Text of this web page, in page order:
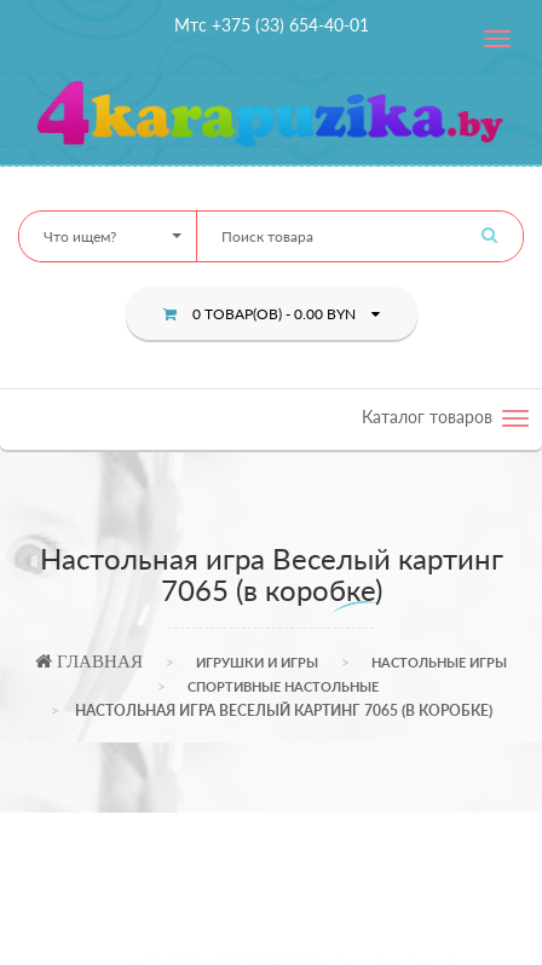
Мтс +375 (33) 654-40-01
Toggle
Что ищем?
0 ТОВАР(ОВ) - 0.00 BYN
Каталог товаров
Настольная игра Веселый картинг
7065 (в коробке)
ГЛАВНАЯ ИГРУШКИ И ИГРЫ
НАСТОЛЬНЫЕ ИГРЫ
СПОРТИВНЫЕ НАСТОЛЬНЫЕ
НАСТОЛЬНАЯ ИГРА ВЕСЕЛЫЙ КАРТИНГ 7065 (В КОРОБКЕ)